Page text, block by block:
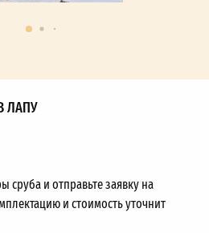
ЛАПУ
и отправьте заявку на
и стоимость уточнит